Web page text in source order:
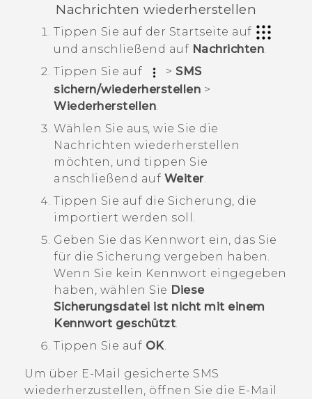
Nachrichten wiederherstellen
Tippen Sie auf der Startseite auf
und anschließend auf Nachrichten.
Tippen Sie auf
> SMS
sichern/wiederherstellen >
Wiederherstellen
Wählen Sie aus, wie Sie die
Nachrichten wiederherstellen
möchten, und tippen Sie
anschließend auf Weiter.
Tippen Sie auf die Sicherung, die
importiert werden soll.
Geben Sie das Kennwort ein, das Sie
für die Sicherung vergeben haben.
Wenn Sie kein Kennwort eingegeben
haben, wählen Sie Diese
Sicherungsdatei ist nicht mit einem
Kennwort geschützt
Tippen Sie auf OK.
Um über E-Mail gesicherte SMS
wiederherzustellen, öffnen Sie die E-Mail